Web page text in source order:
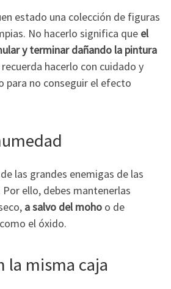
estado una colección de figuras
No hacerlo significa que el
y terminar dañando la pintura
hacerlo con cuidado y
para no conseguir el efecto
las grandes enemigas de las
ello, debes mantenerlas
a salvo del moho o de
el óxido.
la misma caja